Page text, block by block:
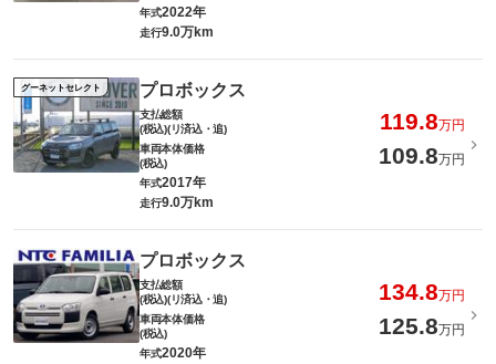
年式2022年
走行9.0万km
グーネットセレクト プロボックス
支払総額
(税込)(リ済込・追)
119.8万円
車両本体価格
(税込)
109.8万円
年式2017年
走行9.0万km
プロボックス
支払総額
(税込)(リ済込・追)
134.8万円
車両本体価格
(税込)
125.8万円
年式2020年